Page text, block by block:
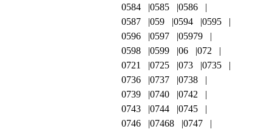
0584
0585
0586
0587
059 0594
0595
0596
0597
05979
0598
0599 06
072
0721
0725 073
0735
0736
0737
0738
0739
0740
0742
0743
0744
0745
0746
07468
0747